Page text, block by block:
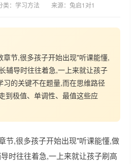
类：学习方法 来源：兔启1对1
章节,很多孩子开始出现"听课能懂,
辅导时往往着急,一上来就让孩子
习的关键不在题量,而在思维路径
极值、单调性、最值这些应
节,很多孩子开始出现"听课能懂,做
时往往着急,一上来就让孩子刷高